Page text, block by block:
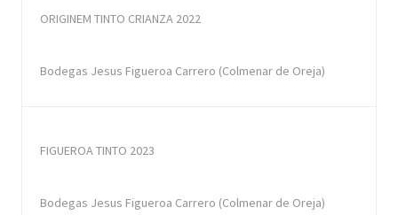
ORIGINEM TINTO CRIANZA 2022
Bodegas Jesus Figueroa Carrero (Colmenar de Oreja)
FIGUEROA TINTO 2023
Bodegas Jesus Figueroa Carrero (Colmenar de Oreja)